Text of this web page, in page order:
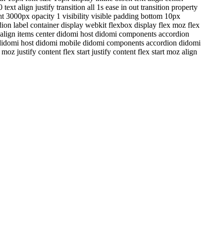
align justify transition all 1s ease in out transition property
3000px opacity 1 visibility visible padding bottom 10px
label container display webkit flexbox display flex moz flex
items center didomi host didomi components accordion
host didomi mobile didomi components accordion didomi
justify content flex start justify content flex start moz align